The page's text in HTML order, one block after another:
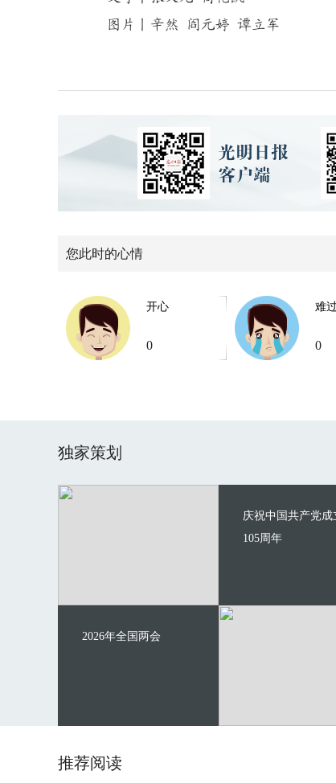
图片丨辛然 阎元婷 谭立军
您此时的心情
开心
0
难过
0
独家策划
庆祝中国共产党成
105周年
2026年全国两会
推荐阅读